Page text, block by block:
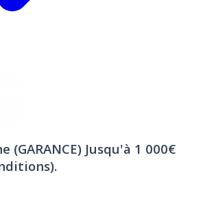
(GARANCE) Jusqu'à 1 000€